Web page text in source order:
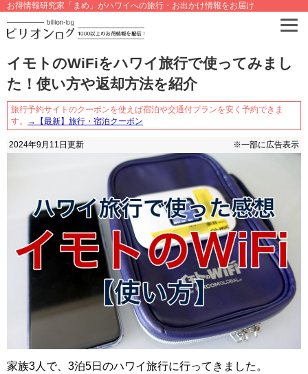
お得情報研究家「まめ」がハワイへの旅行・お出かけ情報をお届け
イモトのWiFiをハワイ旅行で使ってみまし
た！使い方や返却方法を紹介
旅行予約サイトのクーポンを使えば宿泊や交通付プランを安く予約できま
す。
→【最新】旅行・宿泊クーポン
2024年9月11日 更新 ※一部に広告表示
家族3人で、3泊5日のハワイ旅行に行ってきました。